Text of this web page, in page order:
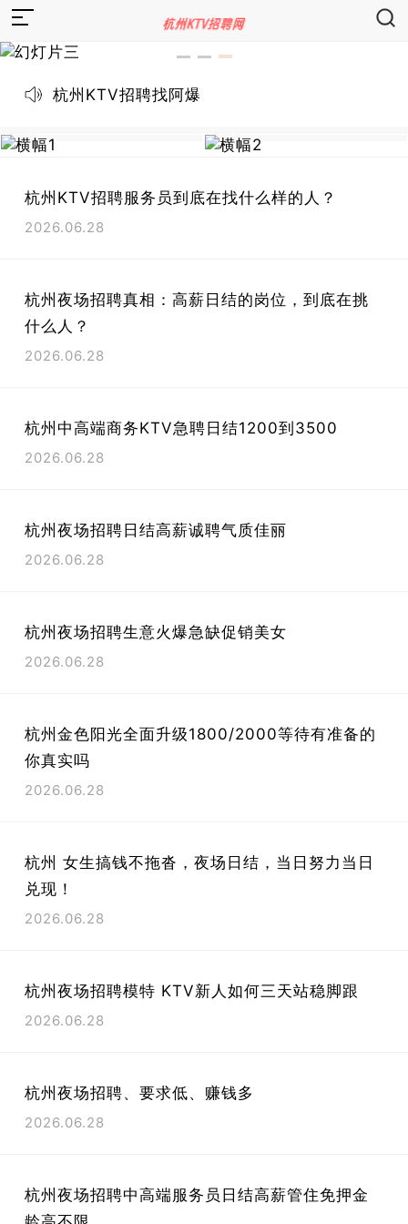
杭州KTV招聘找阿爆
杭州KTV招聘服务员到底在找什么样的人？
2026.06.28
杭州夜场招聘真相：高薪日结的岗位，到底在挑
什么人？
2026.06.28
杭州中高端商务KTV急聘日结1200到3500
2026.06.28
杭州夜场招聘日结高薪诚聘气质佳丽
2026.06.28
杭州夜场招聘生意火爆急缺促销美女
2026.06.28
杭州金色阳光全面升级1800/2000等待有准备的
你真实吗
2026.06.28
杭州 女生搞钱不拖沓，夜场日结，当日努力当日
兑现！
2026.06.28
杭州夜场招聘模特 KTV新人如何三天站稳脚跟
2026.06.28
杭州夜场招聘、要求低、赚钱多
2026.06.28
杭州夜场招聘中高端服务员日结高薪管住免押金